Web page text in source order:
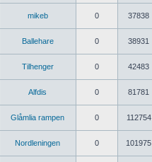
mikeb 0 37838
Ballehare 0 38931
Tilhenger 0 42483
Alfdis 0 81781
Glåmlia rampen 0 112754
Nordleningen 0 101975